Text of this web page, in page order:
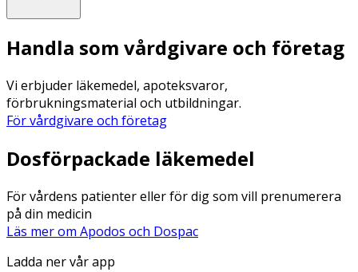
Handla som vårdgivare och företag
Vi erbjuder läkemedel, apoteksvaror,
förbrukningsmaterial och utbildningar.
För vårdgivare och företag
Dosförpackade läkemedel
För vårdens patienter eller för dig som vill prenumerera
på din medicin
Läs mer om Apodos och Dospac
Ladda ner vår app